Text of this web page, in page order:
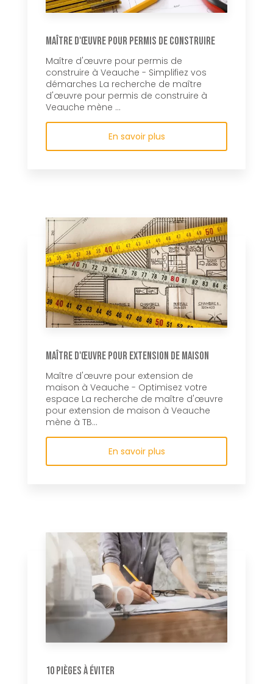
Maître d'œuvre pour permis de construire
Maître d'œuvre pour permis de
construire à Veauche - Simplifiez vos
démarches La recherche de maître
d'œuvre pour permis de construire à
Veauche mène ...
En savoir plus
Maître d'œuvre pour extension de maison
Maître d'œuvre pour extension de
maison à Veauche - Optimisez votre
espace La recherche de maître d'œuvre
pour extension de maison à Veauche
mène à TB...
En savoir plus
10 pièges à éviter